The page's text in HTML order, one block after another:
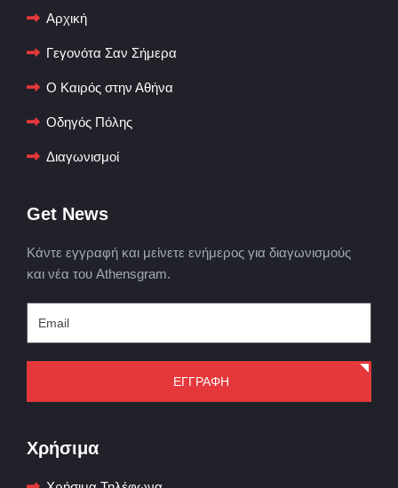
Αρχική
Γεγονότα Σαν Σήμερα
Ο Καιρός στην Αθήνα
Οδηγός Πόλης
Διαγωνισμοί
Get News
Κάντε εγγραφή και μείνετε ενήμερος για διαγωνισμούς
και νέα του Athensgram.
ΕΓΓΡΑΦΗ
Χρήσιμα